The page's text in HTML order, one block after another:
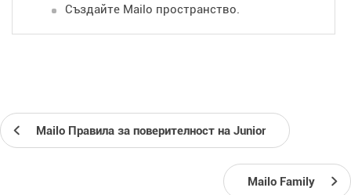
Създайте Mailo пространство.
Mailo Правила за поверителност на Junior
Mailo Family